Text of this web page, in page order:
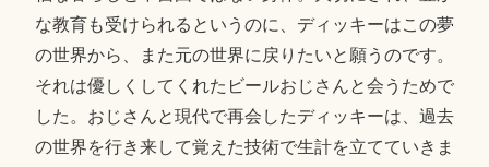
な教育も受けられるというのに、ディッキーはこの夢
の世界から、また元の世界に戻りたいと願うのです。
それは優しくしてくれたビールおじさんと会うためで
した。おじさんと現代で再会したディッキーは、過去
の世界を行き来して覚えた技術で生計を立てていきま